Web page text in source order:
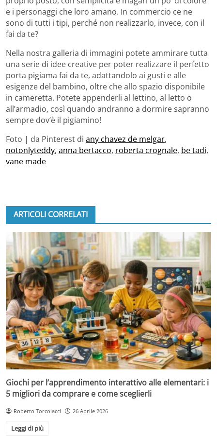
e i personaggi che loro amano. In commercio ce ne
sono di tutti i tipi, perché non realizzarlo, invece, con il
fai da te?
Nella nostra galleria di immagini potete ammirare tutta
una serie di idee creative per poter realizzare il perfetto
porta pigiama fai da te, adattandolo ai gusti e alle
esigenze del bambino, oltre che allo spazio disponibile
in cameretta. Potete appenderli al lettino, al letto o
all’armadio, così quando andranno a dormire sapranno
sempre dov’è il pigiamino!
Foto | da Pinterest di any chavez de melgar,
notonlyteddy, anna bertacco, roberta crognale, be tadi,
vane made
ARTICOLI CORRELATI
Giochi per l’apprendimento interattivo alle elementari: i
5 migliori da comprare e come sceglierli
Roberto Torcolacci 26 Aprile 2026
Leggi di più